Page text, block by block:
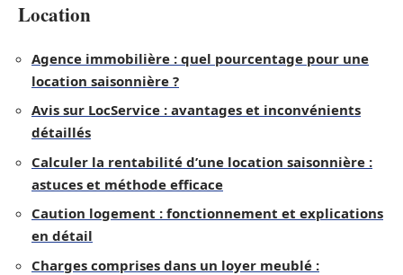
Location
Agence immobilière : quel pourcentage pour une
location saisonnière ?
Avis sur LocService : avantages et inconvénients
détaillés
Calculer la rentabilité d’une location saisonnière :
astuces et méthode efficace
Caution logement : fonctionnement et explications
en détail
Charges comprises dans un loyer meublé :